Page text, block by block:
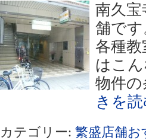
南久
舗で
各種
はこ
物件
きを
カテゴリー: 繁盛店舗